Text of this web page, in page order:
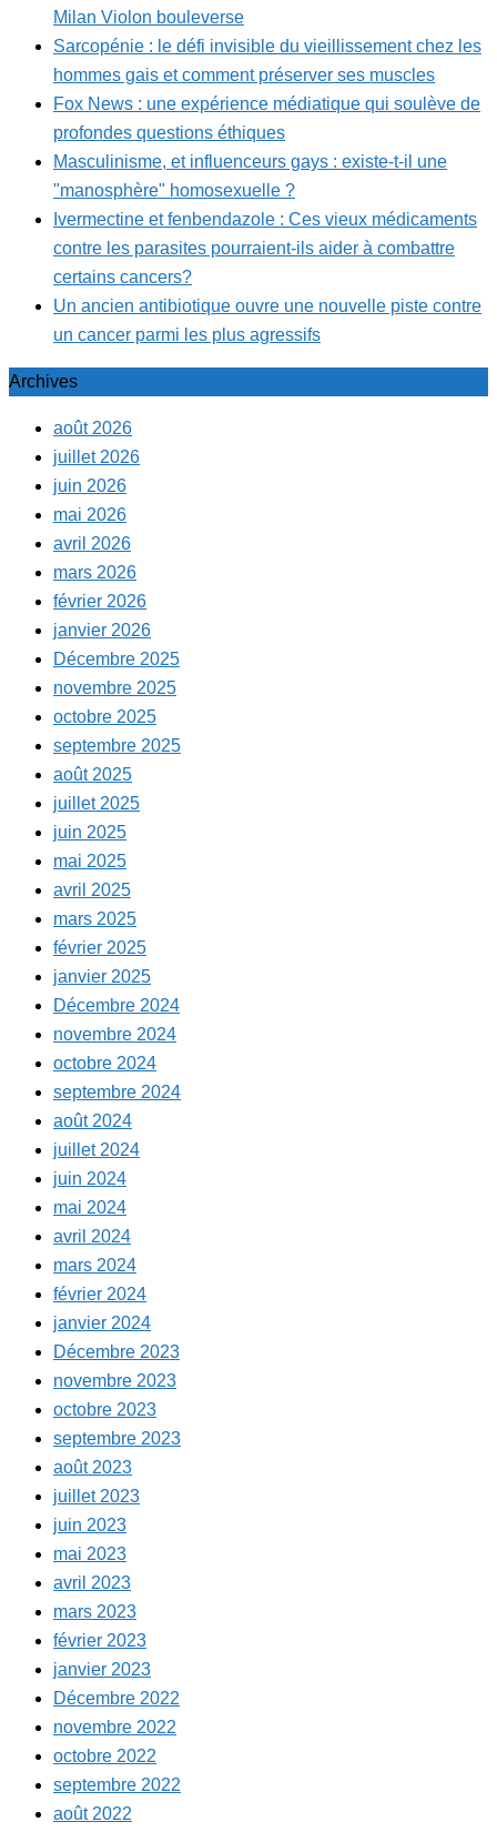
Milan Violon bouleverse
Sarcopénie : le défi invisible du vieillissement chez les
hommes gais et comment préserver ses muscles
Fox News : une expérience médiatique qui soulève de
profondes questions éthiques
Masculinisme, et influenceurs gays : existe-t-il une
"manosphère" homosexuelle ?
Ivermectine et fenbendazole : Ces vieux médicaments
contre les parasites pourraient-ils aider à combattre
certains cancers?
Un ancien antibiotique ouvre une nouvelle piste contre
un cancer parmi les plus agressifs
Archives
août 2026
juillet 2026
juin 2026
mai 2026
avril 2026
mars 2026
février 2026
janvier 2026
Décembre 2025
novembre 2025
octobre 2025
septembre 2025
août 2025
juillet 2025
juin 2025
mai 2025
avril 2025
mars 2025
février 2025
janvier 2025
Décembre 2024
novembre 2024
octobre 2024
septembre 2024
août 2024
juillet 2024
juin 2024
mai 2024
avril 2024
mars 2024
février 2024
janvier 2024
Décembre 2023
novembre 2023
octobre 2023
septembre 2023
août 2023
juillet 2023
juin 2023
mai 2023
avril 2023
mars 2023
février 2023
janvier 2023
Décembre 2022
novembre 2022
octobre 2022
septembre 2022
août 2022